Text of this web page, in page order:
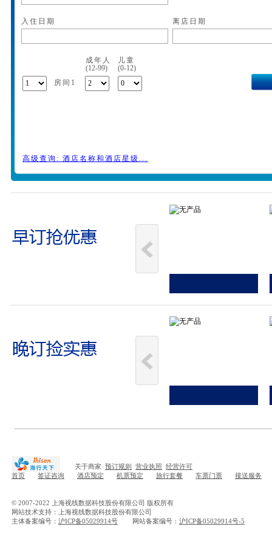
入住日期 离店日期
成年人
儿童
(12-99)
(0-12)
房间1
高级查询: 酒店名称和酒店星级...
关于商家 预订规则 营业执照 经营许可
首页
签证咨询 酒店预定 机票预定 旅行套餐 车票门票 接送服务
© 2007-2022 上海视线数据科技股份有限公司 版权所有
网站技术支持：上海视线数据科技股份有限公司
主体备案编号： 沪ICP备05029914号 网站备案编号： 沪ICP备05029914号-5